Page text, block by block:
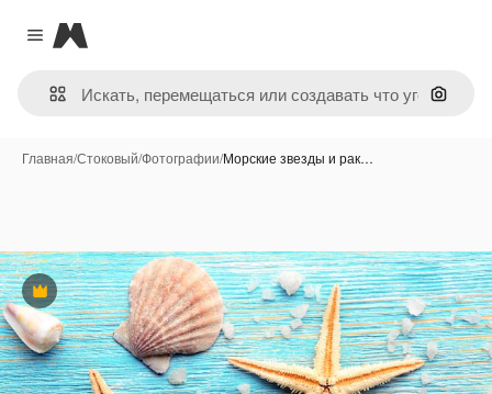
Close menu
Magnific
Поиск
Главная/Стоковый/Фотографии/Морские звезды и рак…
Премиум